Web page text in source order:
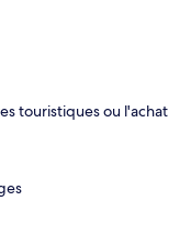
touristiques ou l'achat